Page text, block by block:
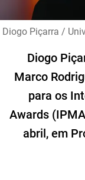
Diogo Piçarra /
Diogo
Marco
para os
Awards
abril, em